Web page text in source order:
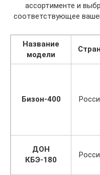
ассортименте и
соответствующее
Название
модели
Бизон-400
ДОН
КБЭ-180